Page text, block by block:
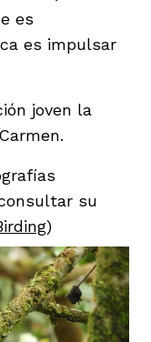
es
es impulsar
joven la
su
)